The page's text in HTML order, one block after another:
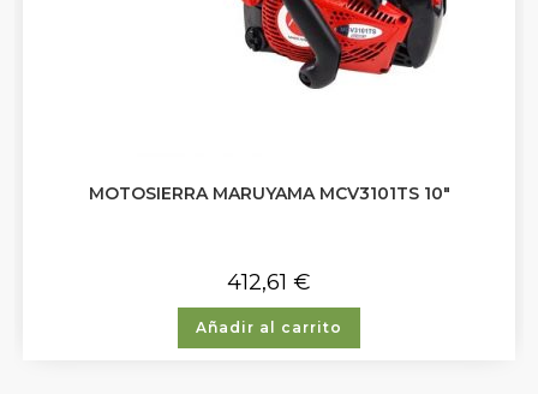
MOTOSIERRA MARUYAMA MCV3101TS 10″
412,61 €
Añadir al carrito